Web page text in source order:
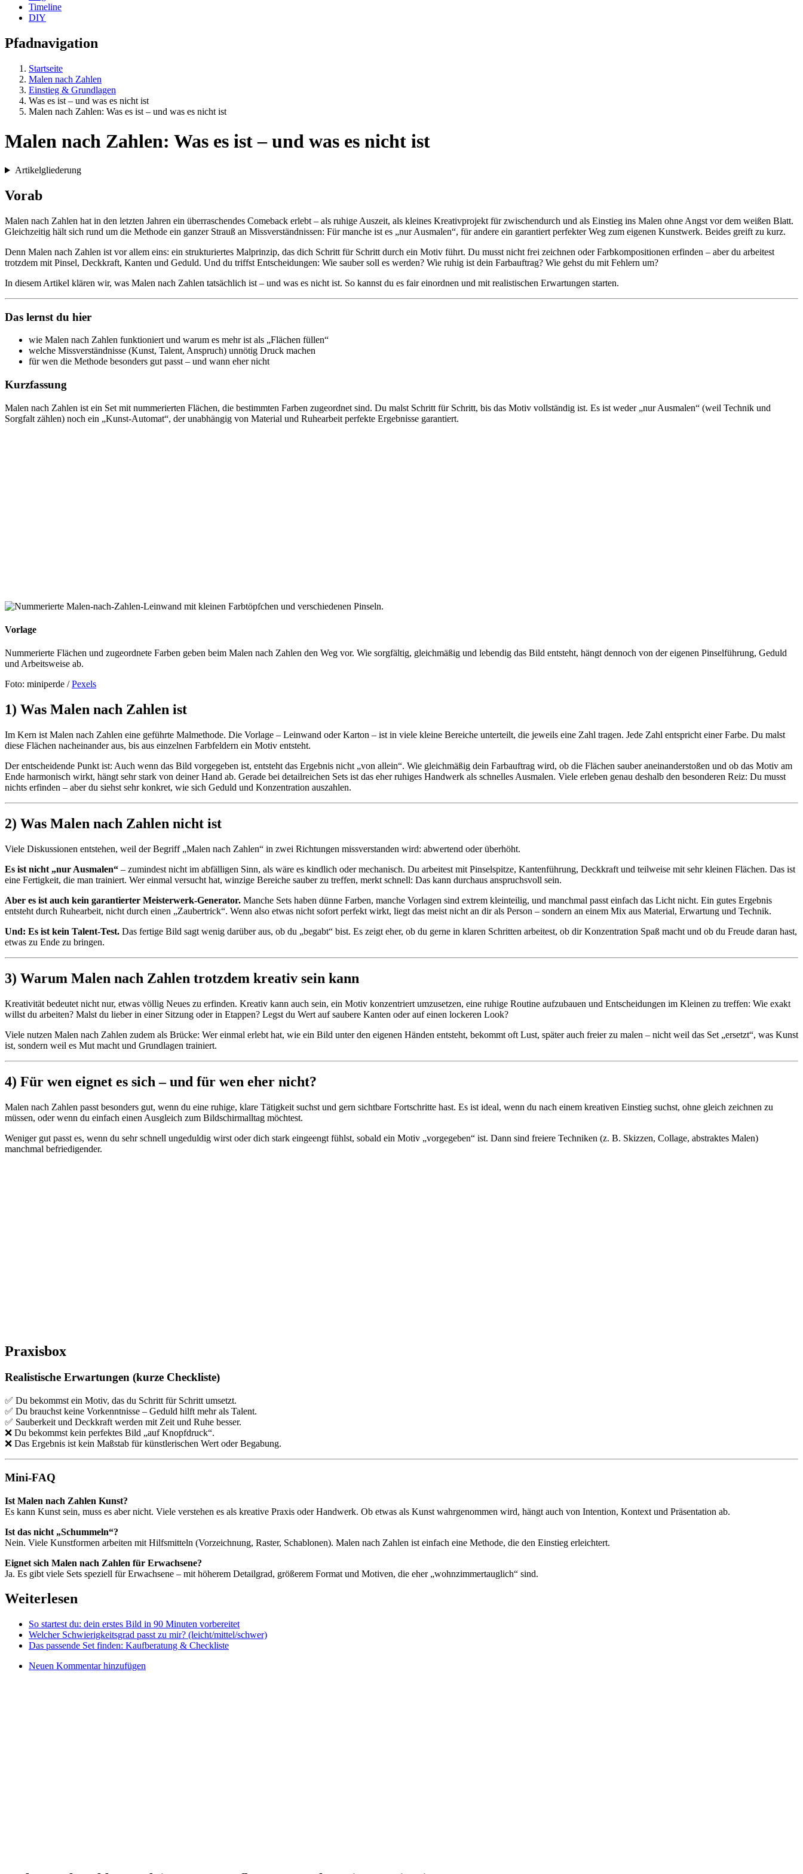
Timeline
DIY
Pfadnavigation
Startseite
Malen nach Zahlen
Einstieg & Grundlagen
Was es ist – und was es nicht ist
Malen nach Zahlen: Was es ist – und was es nicht ist
Malen nach Zahlen: Was es ist – und was es nicht ist
Artikelgliederung
Vorab
Malen nach Zahlen hat in den letzten Jahren ein überraschendes Comeback erlebt – als ruhige Auszeit, als kleines Kreativprojekt für zwischendurch und als Einstieg ins Malen ohne Angst vor dem weißen Blatt.
Gleichzeitig hält sich rund um die Methode ein ganzer Strauß an Missverständnissen: Für manche ist es „nur Ausmalen“, für andere ein garantiert perfekter Weg zum eigenen Kunstwerk. Beides greift zu kurz.
Denn Malen nach Zahlen ist vor allem eins: ein strukturiertes Malprinzip, das dich Schritt für Schritt durch ein Motiv führt. Du musst nicht frei zeichnen oder Farbkompositionen erfinden – aber du arbeitest
trotzdem mit Pinsel, Deckkraft, Kanten und Geduld. Und du triffst Entscheidungen: Wie sauber soll es werden? Wie ruhig ist dein Farbauftrag? Wie gehst du mit Fehlern um?
In diesem Artikel klären wir, was Malen nach Zahlen tatsächlich ist – und was es nicht ist. So kannst du es fair einordnen und mit realistischen Erwartungen starten.
Das lernst du hier
wie Malen nach Zahlen funktioniert und warum es mehr ist als „Flächen füllen“
welche Missverständnisse (Kunst, Talent, Anspruch) unnötig Druck machen
für wen die Methode besonders gut passt – und wann eher nicht
Kurzfassung
Malen nach Zahlen ist ein Set mit nummerierten Flächen, die bestimmten Farben zugeordnet sind. Du malst Schritt für Schritt, bis das Motiv vollständig ist. Es ist weder „nur Ausmalen“ (weil Technik und
Sorgfalt zählen) noch ein „Kunst-Automat“, der unabhängig von Material und Ruhearbeit perfekte Ergebnisse garantiert.
Vorlage
Nummerierte Flächen und zugeordnete Farben geben beim Malen nach Zahlen den Weg vor. Wie sorgfältig, gleichmäßig und lebendig das Bild entsteht, hängt dennoch von der eigenen Pinselführung, Geduld
und Arbeitsweise ab.
Foto: miniperde /Pexels
1) Was Malen nach Zahlen ist
Im Kern ist Malen nach Zahlen eine geführte Malmethode. Die Vorlage – Leinwand oder Karton – ist in viele kleine Bereiche unterteilt, die jeweils eine Zahl tragen. Jede Zahl entspricht einer Farbe. Du malst
diese Flächen nacheinander aus, bis aus einzelnen Farbfeldern ein Motiv entsteht.
Der entscheidende Punkt ist: Auch wenn das Bild vorgegeben ist, entsteht das Ergebnis nicht „von allein“. Wie gleichmäßig dein Farbauftrag wird, ob die Flächen sauber aneinanderstoßen und ob das Motiv am
Ende harmonisch wirkt, hängt sehr stark von deiner Hand ab. Gerade bei detailreichen Sets ist das eher ruhiges Handwerk als schnelles Ausmalen. Viele erleben genau deshalb den besonderen Reiz: Du musst
nichts erfinden – aber du siehst sehr konkret, wie sich Geduld und Konzentration auszahlen.
2) Was Malen nach Zahlen nicht ist
Viele Diskussionen entstehen, weil der Begriff „Malen nach Zahlen“ in zwei Richtungen missverstanden wird: abwertend oder überhöht.
Es ist nicht „nur Ausmalen“ – zumindest nicht im abfälligen Sinn, als wäre es kindlich oder mechanisch. Du arbeitest mit Pinselspitze, Kantenführung, Deckkraft und teilweise mit sehr kleinen Flächen. Das ist
eine Fertigkeit, die man trainiert. Wer einmal versucht hat, winzige Bereiche sauber zu treffen, merkt schnell: Das kann durchaus anspruchsvoll sein.
Aber es ist auch kein garantierter Meisterwerk-Generator. Manche Sets haben dünne Farben, manche Vorlagen sind extrem kleinteilig, und manchmal passt einfach das Licht nicht. Ein gutes Ergebnis
entsteht durch Ruhearbeit, nicht durch einen „Zaubertrick“. Wenn also etwas nicht sofort perfekt wirkt, liegt das meist nicht an dir als Person – sondern an einem Mix aus Material, Erwartung und Technik.
Und: Es ist kein Talent-Test. Das fertige Bild sagt wenig darüber aus, ob du „begabt“ bist. Es zeigt eher, ob du gerne in klaren Schritten arbeitest, ob dir Konzentration Spaß macht und ob du Freude daran hast,
etwas zu Ende zu bringen.
3) Warum Malen nach Zahlen trotzdem kreativ sein kann
Kreativität bedeutet nicht nur, etwas völlig Neues zu erfinden. Kreativ kann auch sein, ein Motiv konzentriert umzusetzen, eine ruhige Routine aufzubauen und Entscheidungen im Kleinen zu treffen: Wie exakt
willst du arbeiten? Malst du lieber in einer Sitzung oder in Etappen? Legst du Wert auf saubere Kanten oder auf einen lockeren Look?
Viele nutzen Malen nach Zahlen zudem als Brücke: Wer einmal erlebt hat, wie ein Bild unter den eigenen Händen entsteht, bekommt oft Lust, später auch freier zu malen – nicht weil das Set „ersetzt“, was Kunst
ist, sondern weil es Mut macht und Grundlagen trainiert.
4) Für wen eignet es sich – und für wen eher nicht?
Malen nach Zahlen passt besonders gut, wenn du eine ruhige, klare Tätigkeit suchst und gern sichtbare Fortschritte hast. Es ist ideal, wenn du nach einem kreativen Einstieg suchst, ohne gleich zeichnen zu
müssen, oder wenn du einfach einen Ausgleich zum Bildschirmalltag möchtest.
Weniger gut passt es, wenn du sehr schnell ungeduldig wirst oder dich stark eingeengt fühlst, sobald ein Motiv „vorgegeben“ ist. Dann sind freiere Techniken (z. B. Skizzen, Collage, abstraktes Malen)
manchmal befriedigender.
Praxisbox
Realistische Erwartungen (kurze Checkliste)
✅ Du bekommst ein Motiv, das du Schritt für Schritt umsetzt.
✅ Du brauchst keine Vorkenntnisse – Geduld hilft mehr als Talent.
✅ Sauberkeit und Deckkraft werden mit Zeit und Ruhe besser.
❌ Du bekommst kein perfektes Bild „auf Knopfdruck“.
❌ Das Ergebnis ist kein Maßstab für künstlerischen Wert oder Begabung.
Mini-FAQ
Ist Malen nach Zahlen Kunst?
Es kann Kunst sein, muss es aber nicht. Viele verstehen es als kreative Praxis oder Handwerk. Ob etwas als Kunst wahrgenommen wird, hängt auch von Intention, Kontext und Präsentation ab.
Ist das nicht „Schummeln“?
Nein. Viele Kunstformen arbeiten mit Hilfsmitteln (Vorzeichnung, Raster, Schablonen). Malen nach Zahlen ist einfach eine Methode, die den Einstieg erleichtert.
Eignet sich Malen nach Zahlen für Erwachsene?
Ja. Es gibt viele Sets speziell für Erwachsene – mit höherem Detailgrad, größerem Format und Motiven, die eher „wohnzimmertauglich“ sind.
Weiterlesen
So startest du: dein erstes Bild in 90 Minuten vorbereitet
Welcher Schwierigkeitsgrad passt zu mir? (leicht/mittel/schwer)
Das passende Set finden: Kaufberatung & Checkliste
Neuen Kommentar hinzufügen